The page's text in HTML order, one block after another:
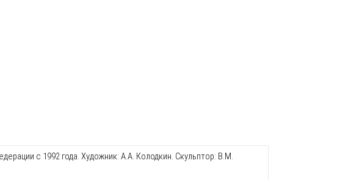
с 1992 года. Художник: А.А. Колодкин. Скульптор: В.М.